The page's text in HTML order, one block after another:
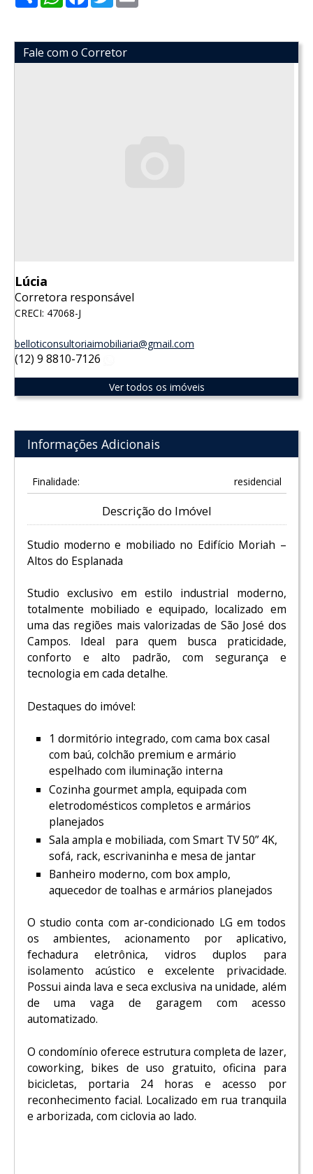
Fale com o Corretor
Lúcia
Corretora responsável
CRECI: 47068-J
belloticonsultoriaimobiliaria@gmail.com
(12) 9 8810-7126
Ver todos os imóveis
Informações Adicionais
Finalidade: residencial
Descrição do Imóvel
Studio moderno e mobiliado no Edifício Moriah –
Altos do Esplanada
Studio exclusivo em estilo industrial moderno,
totalmente mobiliado e equipado, localizado em
uma das regiões mais valorizadas de São José dos
Campos. Ideal para quem busca praticidade,
conforto e alto padrão, com segurança e
tecnologia em cada detalhe.
Destaques do imóvel:
1 dormitório integrado, com cama box casal
com baú, colchão premium e armário
espelhado com iluminação interna
Cozinha gourmet ampla, equipada com
eletrodomésticos completos e armários
planejados
Sala ampla e mobiliada, com Smart TV 50” 4K,
sofá, rack, escrivaninha e mesa de jantar
Banheiro moderno, com box amplo,
aquecedor de toalhas e armários planejados
O studio conta com ar-condicionado LG em todos
os ambientes, acionamento por aplicativo,
fechadura eletrônica, vidros duplos para
isolamento acústico e excelente privacidade.
Possui ainda lava e seca exclusiva na unidade, além
de uma vaga de garagem com acesso
automatizado.
O condomínio oferece estrutura completa de lazer,
coworking, bikes de uso gratuito, oficina para
bicicletas, portaria 24 horas e acesso por
reconhecimento facial. Localizado em rua tranquila
e arborizada, com ciclovia ao lado.